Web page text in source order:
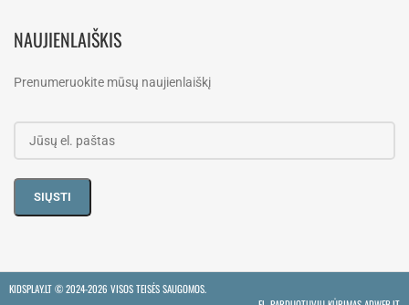
NAUJIENLAIŠKIS
Prenumeruokite mūsų naujienlaiškį
KIDSPLAY.LT ©2024-2026 VISOS TEISĖS SAUGOMOS.